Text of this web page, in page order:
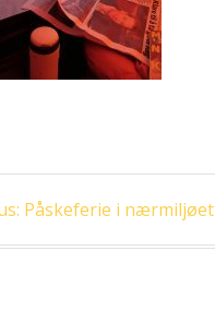
Previous
Påskeferie i nærmiljøet